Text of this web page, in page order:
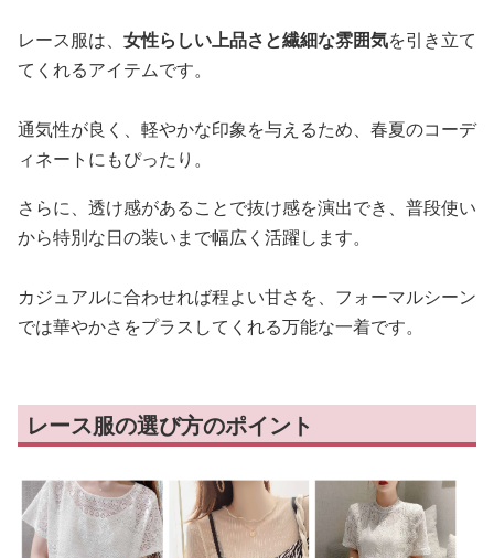
レース服は、 女性らしい上品さと繊細な雰囲気を引き立て
てくれるアイテムです。
通気性が良く、軽やかな印象を与えるため、春夏のコーデ
ィネートにもぴったり。
さらに、透け感があることで抜け感を演出でき、普段使い
から特別な日の装いまで幅広く活躍します。
カジュアルに合わせれば程よい甘さを、フォーマルシーン
では華やかさをプラスしてくれる万能な一着です。
レース服の選び方のポイント